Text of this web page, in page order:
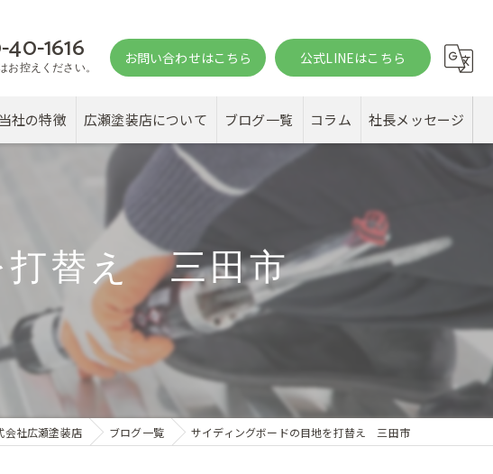
1616
お控えください。
お問い合わせはこちら 公式LINEはこちら
当社の特徴
塗り替え
雨漏り
戸建て
広瀬塗装店について ブログ一覧 コラム 社長メッセージ
打替え 三田市
会社広瀬塗装店 ブログ一覧 サイディングボードの目地を打替え 三田市